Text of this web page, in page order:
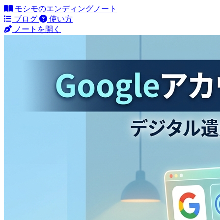
モシモのエンディングノート
ブログ
使い方
ノートを開く